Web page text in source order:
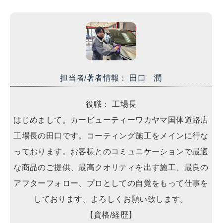
担当者/著者情報： 田口 潤
役職： 工場長
はじめまして。カービューティーワカヤマ国体道路店
工場長の田口です。コーティング施工をメインに行な
っております。お客様とのコミュニケーションで最適
な商品のご提供、最高クオリティを出す施工、最良の
アフターフォロー、プロとしての自覚をもって仕事を
しております。よろしくお願い致します。
【資格/経歴】